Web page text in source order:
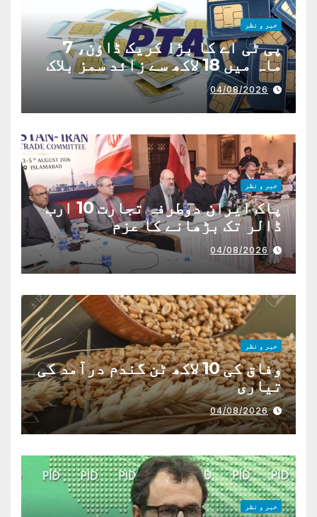
خبر و نظر
پی ٹی اے کا بڑا کریک ڈاؤن، 7
ماہ میں 18 لاکھ سے زائد سمز بلاک
04/08/2026
خبر و نظر
پاک ایران دوطرفہ تجارت 10 ارب
ڈالر تک بڑھانے کا عزم
04/08/2026
خبر و نظر
وفاق کی 10 لاکھ ٹن گندم درآمد کی
تیاری
04/08/2026
خبر و نظر